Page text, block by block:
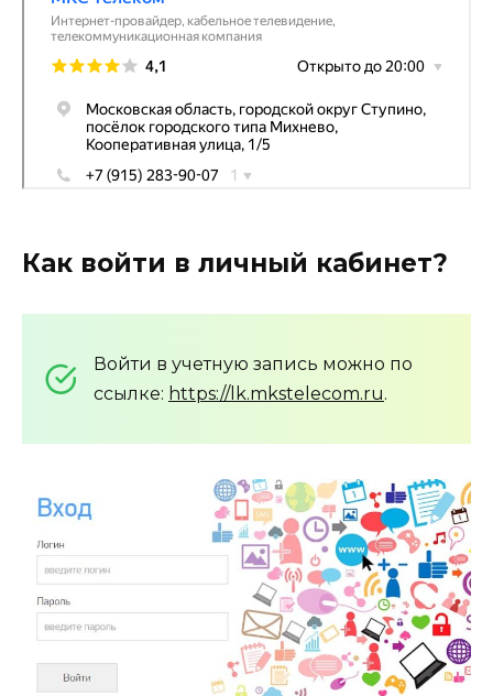
Как войти в личный кабинет?
Войти в учетную запись можно по
ссылке: https://lk.mkstelecom.ru.